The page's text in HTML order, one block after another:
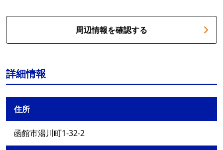
周辺情報を確認する
詳細情報
住所
函館市湯川町1-32-2